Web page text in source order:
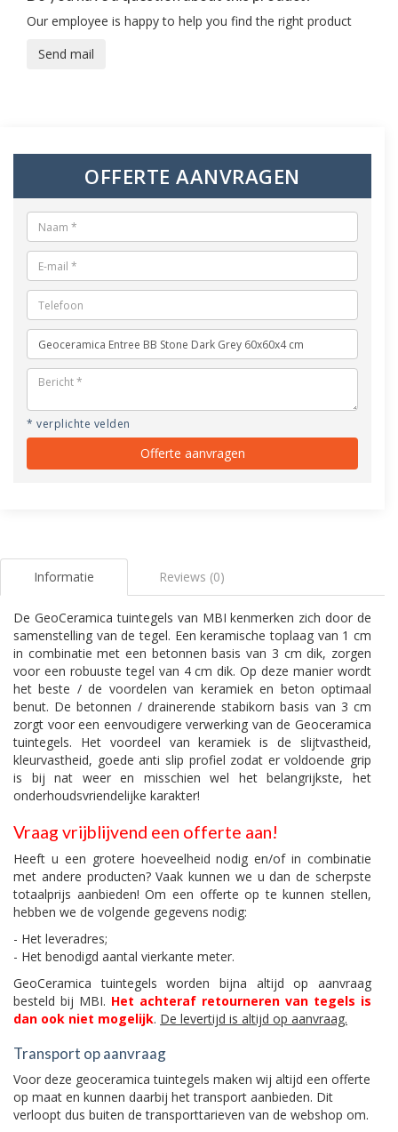
Our employee is happy to help you find the right product
Send mail
OFFERTE AANVRAGEN
* verplichte velden
Offerte aanvragen
Informatie Reviews (0)
De GeoCeramica tuintegels van MBI kenmerken zich door de
samenstelling van de tegel. Een keramische toplaag van 1 cm
in combinatie met een betonnen basis van 3 cm dik, zorgen
voor een robuuste tegel van 4 cm dik. Op deze manier wordt
het beste / de voordelen van keramiek en beton optimaal
benut. De betonnen / drainerende stabikorn basis van 3 cm
zorgt voor een eenvoudigere verwerking van de Geoceramica
tuintegels. Het voordeel van keramiek is de slijtvastheid,
kleurvastheid, goede anti slip profiel zodat er voldoende grip
is bij nat weer en misschien wel het belangrijkste, het
onderhoudsvriendelijke karakter!
Vraag vrijblijvend een offerte aan!
Heeft u een grotere hoeveelheid nodig en/of in combinatie
met andere producten? Vaak kunnen we u dan de scherpste
totaalprijs aanbieden! Om een offerte op te kunnen stellen,
hebben we de volgende gegevens nodig:
- Het leveradres;
- Het benodigd aantal vierkante meter.
GeoCeramica tuintegels worden bijna altijd op aanvraag
besteld bij MBI. Het achteraf retourneren van tegels is
dan ook niet mogelijk. De levertijd is altijd op aanvraag.
Transport op aanvraag
Voor deze geoceramica tuintegels maken wij altijd een offerte
op maat en kunnen daarbij het transport aanbieden. Dit
verloopt dus buiten de transporttarieven van de webshop om.